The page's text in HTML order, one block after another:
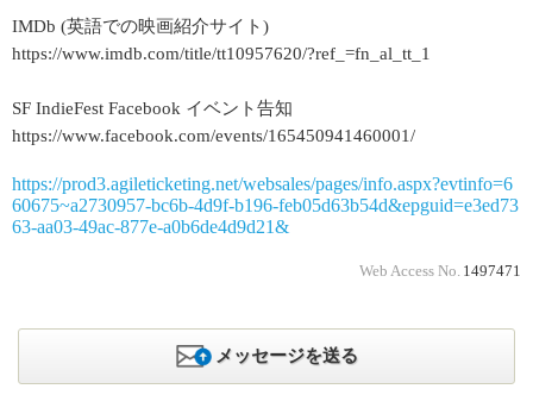
IMDb (英語での映画紹介サイト)
https://www.imdb.com/title/tt10957620/?ref_=fn_al_tt_1
SF IndieFest Facebook イベント告知
https://www.facebook.com/events/165450941460001/
https://prod3.agileticketing.net/websales/pages/info.aspx?evtinfo=6
60675~a2730957-bc6b-4d9f-b196-feb05d63b54d&epguid=e3ed73
63-aa03-49ac-877e-a0b6de4d9d21&
Web Access No. 1497471
メッセージを送る